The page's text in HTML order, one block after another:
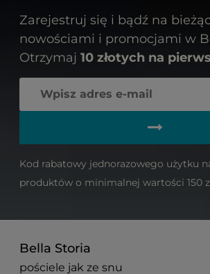
Zarejestruj się i bądź na
nowościami i promocjami w
Otrzymaj 10 złotych na
Kod rabatowy jednorazowego użytku
produktów o minimalnej wartości 150
Bella Storia
pościele jak ze snu